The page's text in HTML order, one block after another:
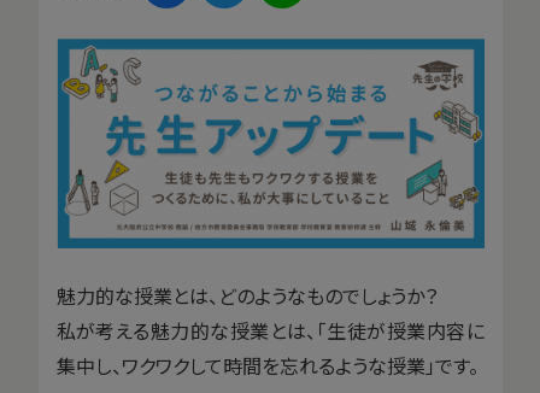
魅力的な授業とは、どのようなものでしょうか？
私が考える魅力的な授業とは、「生徒が授業内容に
集中し、ワクワクして時間を忘れるような授業」です。